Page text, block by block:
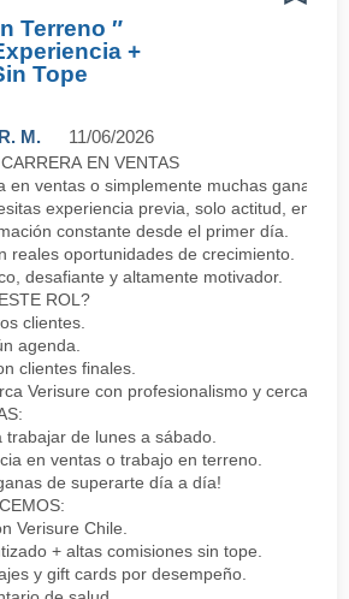
Terreno ″
+
Tope
M. 11/06/2026
EN VENTAS
en ventas o simplemente muchas ganas
experiencia previa, solo actitud,
constante desde el primer día.
reales oportunidades de crecimiento.
desafiante y altamente motivador.
ROL?
clientes.
agenda.
clientes finales.
Verisure con profesionalismo y cercanía.
trabajar de lunes a sábado.
en ventas o trabajo en terreno.
de superarte día a día!
Verisure Chile.
+ altas comisiones sin tope.
y gift cards por desempeño.